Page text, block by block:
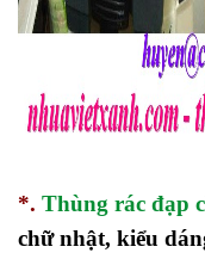
*. Thùng rác đạp
chữ nhật, kiểu